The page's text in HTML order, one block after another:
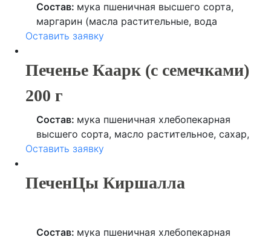
Состав: мука пшеничная высшего сорта,
маргарин (масла растительные, вода
питьевая, лецитин), лимонная кислота,
сахар, специи.
Оставить заявку
Печенье Каарк (с семечками)
200 г
Состав: мука пшеничная хлебопекарная
высшего сорта, масло растительное, сахар,
семя льна, семя подсолнечника, кунжут,
регулятор кислотности (лимонная кислота).
Оставить заявку
ПеченЦы Киршалла
Состав: мука пшеничная хлебопекарная